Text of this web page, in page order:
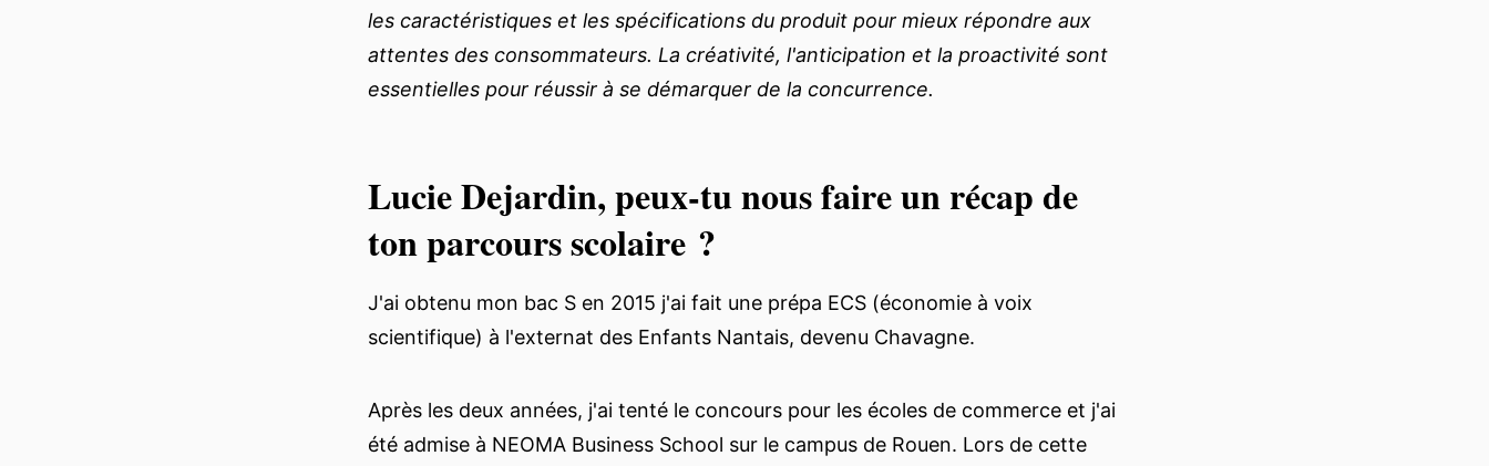
les caractéristiques et les spécifications du produit pour mieux répondre aux
attentes des consommateurs. La créativité, l'anticipation et la proactivité sont
essentielles pour réussir à se démarquer de la concurrence.
Lucie Dejardin, peux-tu nous faire un récap de
ton parcours scolaire ?
J'ai obtenu mon bac S en 2015 j'ai fait une prépa ECS (économie à voix
scientifique) à l'externat des Enfants Nantais, devenu Chavagne.
Après les deux années, j'ai tenté le concours pour les écoles de commerce et j'ai
été admise à NEOMA Business School sur le campus de Rouen. Lors de cette